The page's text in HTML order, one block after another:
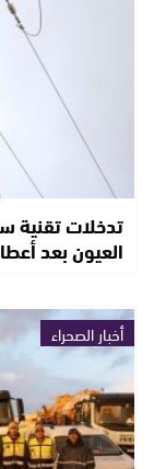
تدخلات تقنية
العيون بعد
أخبار الصحراء